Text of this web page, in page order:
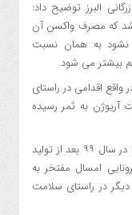
البرز توضیح داد:
شد که مصرف واکسن آن
نشود به همان نسبت
بیشتر می شود.
واقع اقدامی در راستای
آریوژن به ثمر رسیده
فرشچی بیان کرد: این شرکت دارویی خوشبختانه در سال ۹۹ بعد از تولید
امسال مفتخر به
در راستای سلامت